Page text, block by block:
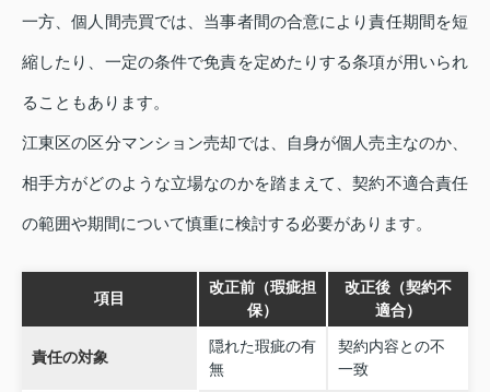
一方、個人間売買では、当事者間の合意により責任期間を短
縮したり、一定の条件で免責を定めたりする条項が用いられ
ることもあります。
江東区の区分マンション売却では、自身が個人売主なのか、
相手方がどのような立場なのかを踏まえて、契約不適合責任
の範囲や期間について慎重に検討する必要があります。
項目
改正前（瑕疵担
保）
改正後（契約不
適合）
責任の対象
隠れた瑕疵の有
無
契約内容との不
一致